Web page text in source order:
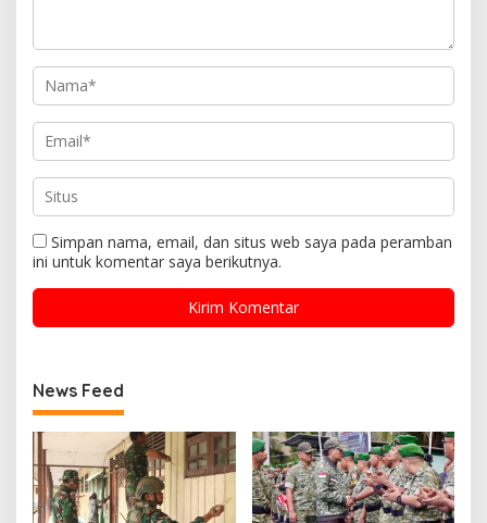
Simpan nama, email, dan situs web saya pada peramban
ini untuk komentar saya berikutnya.
News Feed